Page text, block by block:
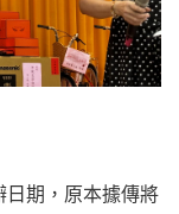
期，原本據傳將